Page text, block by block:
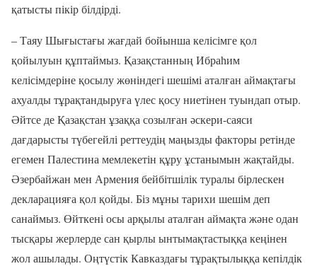
қатысты пікір білдірді.
– Таяу Шығыстағы жағдай бойынша келісімге қол
қойылуын құптаймыз. Қазақстанның Ибраһим
келісімдеріне қосылу жөніндегі шешімі аталған аймақтағы
ахуалды тұрақтандыруға үлес қосу ниетінен туындап отыр.
Әйтсе де Қазақстан ұзаққа созылған әскери-саяси
дағдарысты түбегейлі реттеудің маңызды факторы ретінде
егемен Палестина мемлекетін құру ұстанымын жақтайды.
Әзербайжан мен Армения бейбітшілік туралы бірлескен
декларацияға қол қойды. Біз мұны тарихи шешім деп
санаймыз. Өйткені осы арқылы аталған аймақта және одан
тысқары жерлерде сан қырлы ынтымақтастыққа кеңінен
жол ашылады. Оңтүстік Кавказдағы тұрақтылыққа кепілдік